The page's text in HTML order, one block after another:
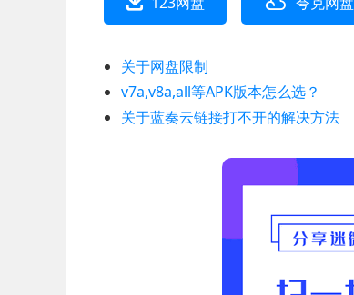
关于网盘限制
v7a,v8a,all等APK版本怎么选？
关于蓝奏云链接打不开的解决方法